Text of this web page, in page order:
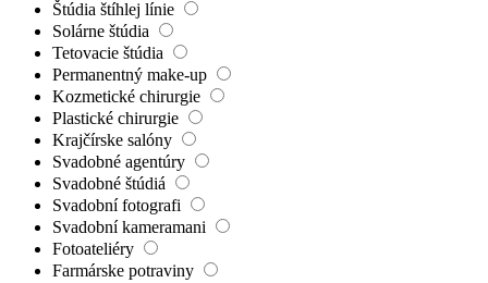
Štúdia štíhlej línie
Solárne štúdia
Tetovacie štúdia
Permanentný make-up
Kozmetické chirurgie
Plastické chirurgie
Krajčírske salóny
Svadobné agentúry
Svadobné štúdiá
Svadobní fotografi
Svadobní kameramani
Fotoateliéry
Farmárske potraviny